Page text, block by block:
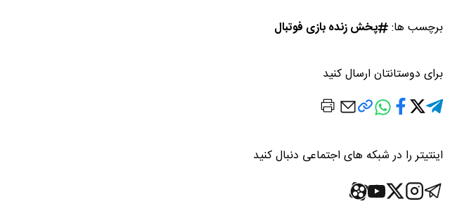
برچسب ها: پخش زنده بازی فوتبال
برای دوستانتان ارسال کنید
اینتیتر را در شبکه های اجتماعی دنبال کنید